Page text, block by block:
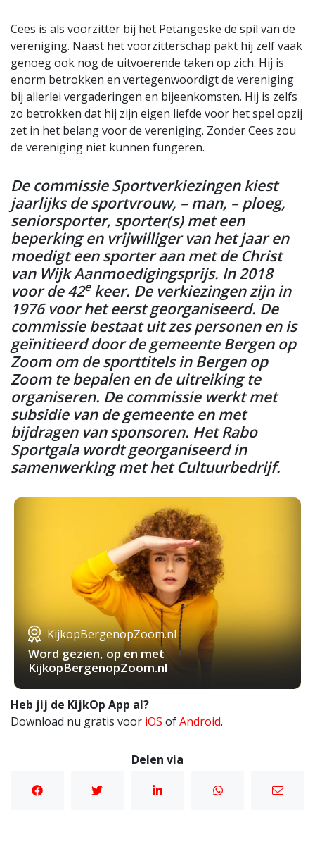
Cees is als voorzitter bij het Petangeske de spil van de
vereniging. Naast het voorzitterschap pakt hij zelf vaak
genoeg ook nog de uitvoerende taken op zich. Hij is
enorm betrokken en vertegenwoordigt de vereniging
bij allerlei vergaderingen en bijeenkomsten. Hij is zelfs
zo betrokken dat hij zijn eigen liefde voor het spel opzij
zet in het belang voor de vereniging. Zonder Cees zou
de vereniging niet kunnen fungeren.
De commissie Sportverkiezingen kiest
jaarlijks de sportvrouw, – man, – ploeg,
seniorsporter, sporter(s) met een
beperking en vrijwilliger van het jaar en
moedigt een sporter aan met de Christ
van Wijk Aanmoedigingsprijs. In 2018
voor de 42ekeer. De verkiezingen zijn in
1976 voor het eerst georganiseerd. De
commissie bestaat uit zes personen en is
geïnitieerd door de gemeente Bergen op
Zoom om de sporttitels in Bergen op
Zoom te bepalen en de uitreiking te
organiseren. De commissie werkt met
subsidie van de gemeente en met
bijdragen van sponsoren. Het Rabo
Sportgala wordt georganiseerd in
samenwerking met het Cultuurbedrijf.
KijkopBergenopZoom.nl
Word gezien, op en met
KijkopBergenopZoom.nl
Heb jij de KijkOp App al?
Download nu gratis voor iOS ofAndroid.
Delen via